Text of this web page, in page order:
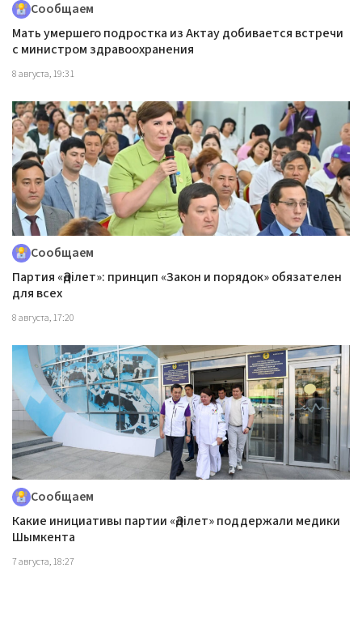
Сообщаем
Мать умершего подростка из Актау добивается встречи
с министром здравоохранения
8 августа, 19:31
Сообщаем
Партия «Әділет»: принцип «Закон и порядок» обязателен
для всех
8 августа, 17:20
Сообщаем
Какие инициативы партии «Әділет» поддержали медики
Шымкента
7 августа, 18:27